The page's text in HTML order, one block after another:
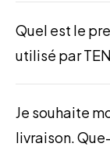
Quel est le
utilisé par
Je souhaite
livraison.